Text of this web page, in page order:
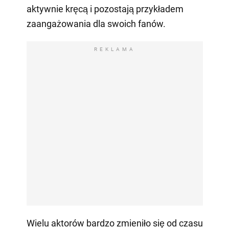
aktywnie kręcą i pozostają przykładem
zaangażowania dla swoich fanów.
REKLAMA
Wielu aktorów bardzo zmieniło się od czasu